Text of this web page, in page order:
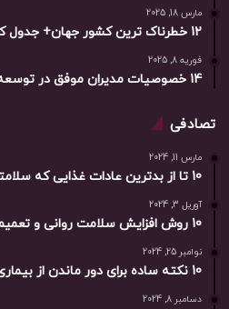
مارس 18, 2025
12 خطرناک ترین کشور جهان+ جدول کامل و آمار
فوریه 8, 2025
14 خصوصیات مدیران موفق در توسعه برندهای بین‌المللی
تصادفی
مارس 11, 2024
10 تا از بدترین عادات غذایی که سلامتی را به خطر می اندازد
آوریل 3, 2024
10 روش افزایش سلامت روانی و تعمیم مشاوره به دیگران
نوامبر 25, 2024
10 نکته ساده برای دور ماندن از بیماری ها
دسامبر 8, 2024